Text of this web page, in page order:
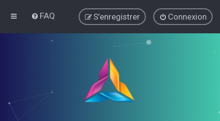
FAQ Connexion
S’enregistrer